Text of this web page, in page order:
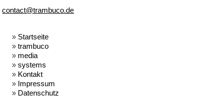
contact@trambuco.de
» Startseite
»trambuco
» media
»systems
» Kontakt
» Impressum
» Datenschutz